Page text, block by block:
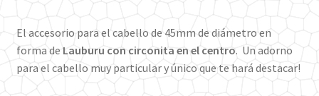
precio
original
era:
15€.
precio
actual
es:
10€.
El accesorio para el cabello de 45mm de diámetro en
forma de Lauburu con circonita en el centro. Un adorno
para el cabello muy particular y único que te hará destacar!